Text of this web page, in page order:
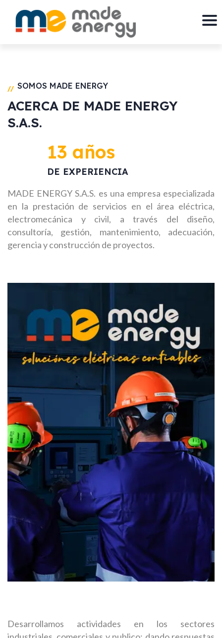
// SOMOS MADE ENERGY
ACERCA DE MADE ENERGY
S.A.S.
13 años
DE EXPERIENCIA
MADE ENERGY S.A.S. es una empresa especializada
en la prestación de servicios en el área eléctrica,
electromecánica y civil, a través del diseño,
consultoría, gestión, mantenimiento, adecuación,
gerencia y construcción de proyectos.
Desarrollamos actividades en los sectores